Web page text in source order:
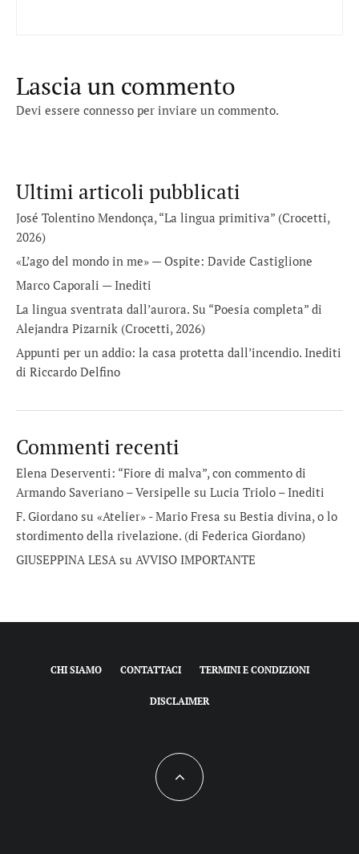
Lascia un commento
Devi essere connesso per inviare un commento.
Ultimi articoli pubblicati
José Tolentino Mendonça, “La lingua primitiva” (Crocetti,
2026)
«L’ago del mondo in me» — Ospite: Davide Castiglione
Marco Caporali — Inediti
La lingua sventrata dall’aurora. Su “Poesia completa” di
Alejandra Pizarnik (Crocetti, 2026)
Appunti per un addio: la casa protetta dall’incendio. Inediti
di Riccardo Delfino
Commenti recenti
Elena Deserventi: “Fiore di malva”, con commento di
Armando Saveriano – Versipelle su Lucia Triolo – Inediti
F. Giordano su «Atelier» - Mario Fresa su Bestia divina, o lo
stordimento della rivelazione. (di Federica Giordano)
GIUSEPPINA LESAsu AVVISO IMPORTANTE
CHI SIAMO CONTATTACI TERMINI E CONDIZIONI
DISCLAIMER